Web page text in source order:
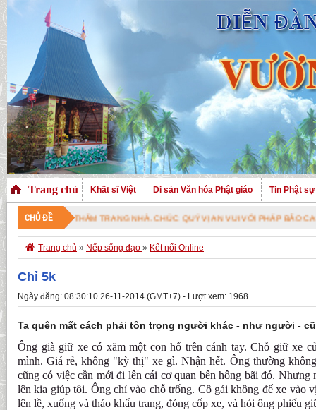
Trang chủ Khất sĩ Việt Di sản Văn hóa Phật giáo Tin Phật sự
CHỦ ĐỀ
GHÉ THĂM TRANG NHÀ. CHÚC QUÝ VỊ AN VUI VỚI PHÁP BẢO CAO QUÝ !
 Trang chủ » Nếp sống đạo » Kết nối Online
Chỉ 5k
Ngày đăng: 08:30:10 26-11-2014 (GMT+7) - Lượt xem: 1968
Ta quên mất cách phải tôn trọng người khác - như người -
Ông già giữ xe có xăm một con hổ trên cánh tay. Chỗ giữ xe
mình. Giá rẻ, không "kỳ thị" xe gì. Nhận hết. Ông thường
cũng có việc cần mới đi lên cái cơ quan bên hông bãi đó. Nhưng
lên kia giúp tôi. Ông chỉ vào chỗ trống. Cô gái không để xe vào
lên lề, xuống và tháo khẩu trang, đóng cốp xe, và hỏi ông phiếu